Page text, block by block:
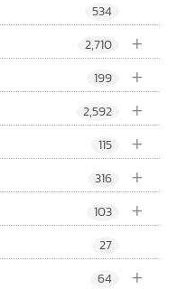
534
+
2,710
+
199
+
2,592
+
115
+
316
+
103
27
+
64